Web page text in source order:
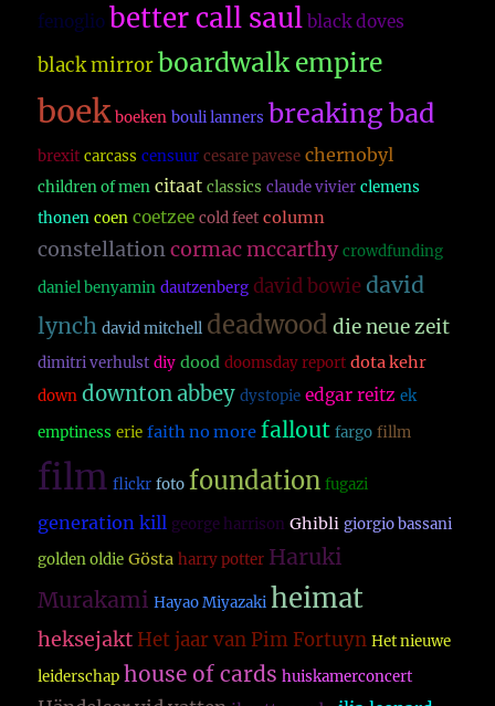
fenoglio better call saul black doves
black mirror boardwalk empire
boek boeken bouli lanners breaking bad
brexit carcass censuur cesare pavese chernobyl
children of men citaat classics claude vivier clemens
thonen coen coetzee cold feet column
constellationcormac mccarthy crowdfunding
daniel benyamin dautzenberg david bowie david
lynch david mitchell deadwood die neue zeit
dimitri verhulst diy dood doomsday report dota kehr
down downton abbey dystopie edgar reitz ek
emptiness erie faith no more fallout fargo fillm
film flickr foto foundation fugazi
generation kill george harrison Ghibli giorgio bassani
golden oldie Gösta harry potter Haruki
Murakami Hayao Miyazaki heimat
heksejakt Het jaar van Pim Fortuyn Het nieuwe
leiderschap house of cards huiskamerconcert